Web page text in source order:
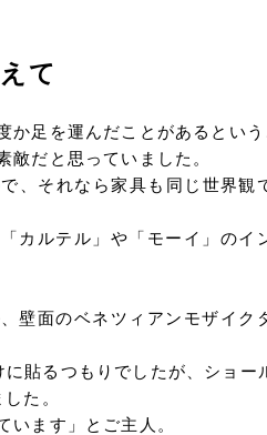
て
か足を運んだことがあるとい
敵だと思っていました。
、それなら家具も同じ世界観
カルテル」や「モーイ」のイ
壁面のベネツィアンモザイク
貼るつもりでしたが、ショー
た。
ます」とご主人。